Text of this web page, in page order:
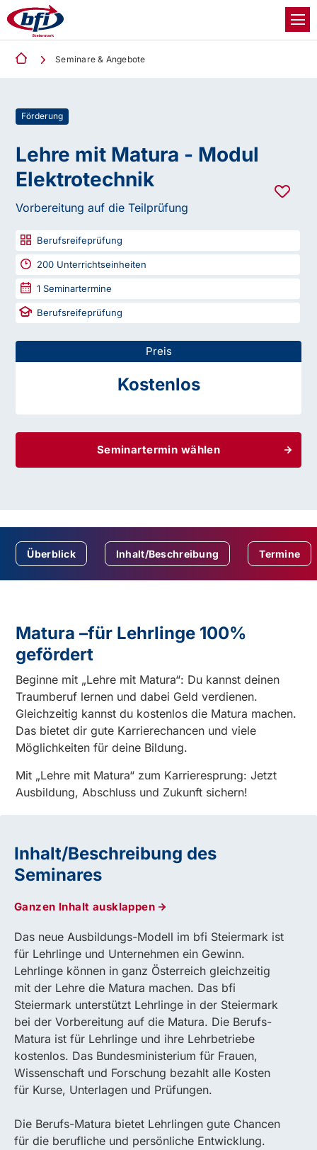
Seminare & Angebote
Förderung
Lehre mit Matura - Modul
Elektrotechnik
Vorbereitung auf die Teilprüfung
Berufsreifeprüfung
200 Unterrichtseinheiten
1 Seminartermine
Berufsreifeprüfung
Preis
Kostenlos
Seminartermin wählen
Überblick Inhalt/Beschreibung Termine
Matura –für Lehrlinge 100%
gefördert
Beginne mit „Lehre mit Matura“: Du kannst deinen
Traumberuf lernen und dabei Geld verdienen.
Gleichzeitig kannst du kostenlos die Matura machen.
Das bietet dir gute Karrierechancen und viele
Möglichkeiten für deine Bildung.
Mit „Lehre mit Matura“ zum Karrieresprung: Jetzt
Ausbildung, Abschluss und Zukunft sichern!
Inhalt/Beschreibung des
Seminares
Ganzen Inhalt ausklappen
Das neue Ausbildungs-Modell im bfi Steiermark ist
für Lehrlinge und Unternehmen ein Gewinn.
Lehrlinge können in ganz Österreich gleichzeitig
mit der Lehre die Matura machen. Das bfi
Steiermark unterstützt Lehrlinge in der Steiermark
bei der Vorbereitung auf die Matura. Die Berufs-
Matura ist für Lehrlinge und ihre Lehrbetriebe
kostenlos. Das Bundesministerium für Frauen,
Wissenschaft und Forschung bezahlt alle Kosten
für Kurse, Unterlagen und Prüfungen.
Die Berufs-Matura bietet Lehrlingen gute Chancen
für die berufliche und persönliche Entwicklung.